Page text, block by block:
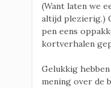
(Want laten we
altijd plezierig.)
pen eens
kortverhalen
Gelukkig
mening over de